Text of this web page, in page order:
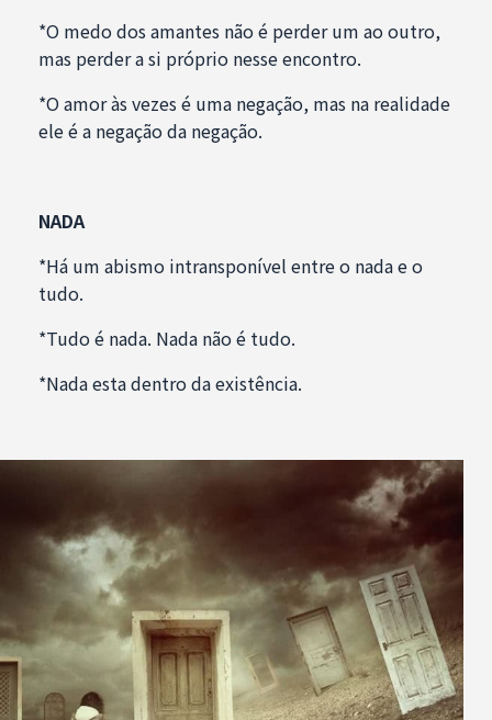
*O medo dos amantes não é perder um ao outro,
mas perder a si próprio nesse encontro.
*O amor às vezes é uma negação, mas na realidade
ele é a negação da negação.
NADA
*Há um abismo intransponível entre o nada e o
tudo.
*Tudo é nada. Nada não é tudo.
*Nada esta dentro da existência.